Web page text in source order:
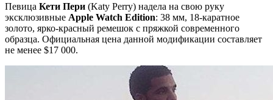
Певица Кети Пери (Katy Perry) надела на свою руку
эксклюзивные Apple Watch Edition: 38 мм, 18-каратное
золото, ярко-красный ремешок с пряжкой современного
образца. Официальная цена данной модификации составляет
не менее $17 000.